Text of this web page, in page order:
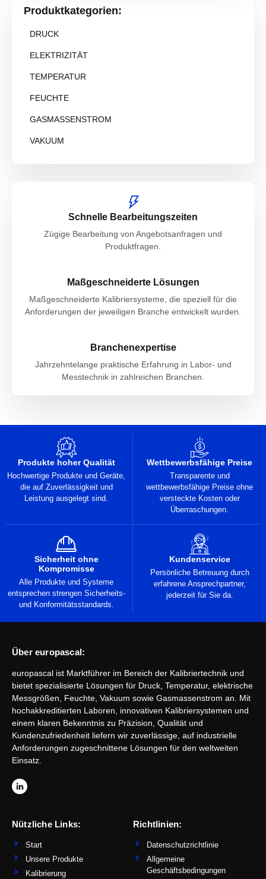
Produktkategorien:
DRUCK
ELEKTRIZITÄT
TEMPERATUR
FEUCHTE
GASMASSENSTROM
VAKUUM
Schnelle Bearbeitungszeiten
Zügige Bearbeitung von Angebotsanfragen und
Produktfragen.
Maßgeschneiderte Lösungen
Maßgeschneiderte Kalibriersysteme, die speziell für die
Anforderungen der jeweiligen Branche entwickelt wurden.
Branchenexpertise
Jahrzehntelange praktische Erfahrung in Labor- und
Messtechnik in zahlreichen Branchen.
Produkte hoher Qualität
Hochwertige Produkte und Geräte,
die auf Zuverlässigkeit und
Leistung ausgelegt sind.
Wettbewerbsfähige Preise
Transparente und
wettbewerbsfähige Preise ohne
versteckte Kosten oder
Überraschungen.
Sicherheit ohne
Kompromisse
Alle Produkte und Systeme
entsprechen strengen Sicherheits-
und Konformitätsstandards.
Kundenservice
Persönliche Betreuung durch
erfahrene Ansprechpartner,
jederzeit für Sie da.
Über europascal:
europascal ist Marktführer im Bereich der Kalibriertechnik und
bietet spezialisierte Lösungen für Druck, Temperatur, elektrische
Messgrößen, Feuchte, Vakuum sowie Gasmassenstrom an. Mit
hochakkreditierten Laboren, innovativen Kalibriersystemen und
einem klaren Bekenntnis zu Präzision, Qualität und
Kundenzufriedenheit liefern wir zuverlässige, auf industrielle
Anforderungen zugeschnittene Lösungen für den weltweiten
Einsatz.
L
i
n
d
i
Nützliche Links:
Start
Unsere Produkte
Kalibrierung
Richtlinien:
Datenschutzrichtlinie
Allgemeine
Geschäftsbedingungen